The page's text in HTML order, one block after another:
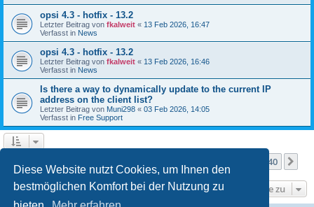
Diese Website nutzt Cookies, um Ihnen den
bestmöglichen Komfort bei der Nutzung zu
opsi 4.3 - hotfix - 13.2
Letzter Beitrag von fkalweit « 13 Feb 2026, 16:47
Verfasst in News
opsi 4.3 - hotfix - 13.2
Letzter Beitrag von fkalweit « 13 Feb 2026, 16:46
Verfasst in News
Is there a way to dynamically update to the current IP
address on the client list?
Letzter Beitrag von Muni298 « 03 Feb 2026, 14:05
Verfasst in Free Support
40
Gehe zu